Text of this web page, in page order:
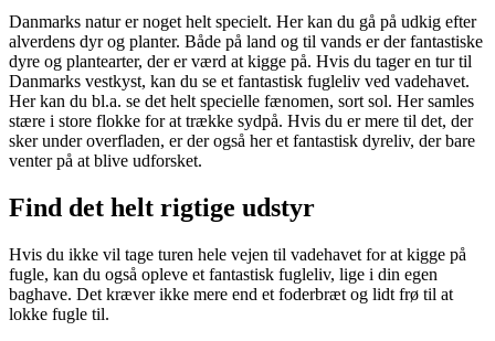
Danmarks natur er noget helt specielt. Her kan du gå på udkig efter
alverdens dyr og planter. Både på land og til vands er der fantastiske
dyre og plantearter, der er værd at kigge på. Hvis du tager en tur til
Danmarks vestkyst, kan du se et fantastisk fugleliv ved vadehavet.
Her kan du bl.a. se det helt specielle fænomen, sort sol. Her samles
stære i store flokke for at trække sydpå. Hvis du er mere til det, der
sker under overfladen, er der også her et fantastisk dyreliv, der bare
venter på at blive udforsket.
Find det helt rigtige udstyr
Hvis du ikke vil tage turen hele vejen til vadehavet for at kigge på
fugle, kan du også opleve et fantastisk fugleliv, lige i din egen
baghave. Det kræver ikke mere end et foderbræt og lidt frø til at
lokke fugle til.